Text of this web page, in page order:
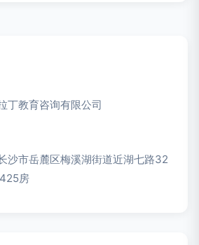
丁教育咨询有限公司
沙市岳麓区梅溪湖街道近湖七路32
房